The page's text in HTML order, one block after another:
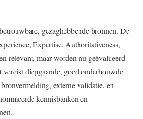
gezaghebbende bronnen. De
Expertise, Authoritativeness,
relevant, maar worden nu geëvalueerd
diepgaande, goed onderbouwde
externe validatie, en
kennisbanken en